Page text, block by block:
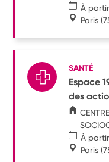
À
Paris
SANTÉ
Espace
des
À
Paris